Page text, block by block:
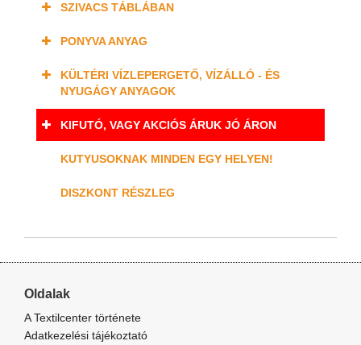
SZIVACS TÁBLÁBAN
PONYVA ANYAG
KÜLTÉRI VÍZLEPERGETŐ, VÍZÁLLÓ - ÉS
NYUGÁGY ANYAGOK
KIFUTÓ, VAGY AKCIÓS ÁRUK JÓ ÁRON
KUTYUSOKNAK MINDEN EGY HELYEN!
DISZKONT RÉSZLEG
Oldalak
A Textilcenter története
Adatkezelési tájékoztató